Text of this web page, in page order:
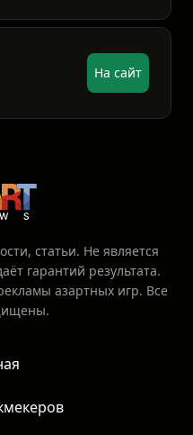
На сайт
статьи. Не является
гарантий результата.
азартных игр. Все